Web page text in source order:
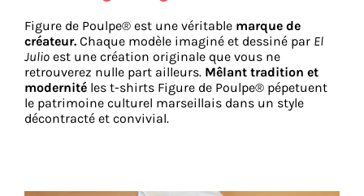
Figure de Poulpe® est une véritable marque de
créateur.Chaque modèle imaginé et dessiné par El
Julioest une création originale que vous ne
retrouverez nulle part ailleurs. Mêlant tradition et
modernitéles t-shirts Figure de Poulpe® pépetuent
le patrimoine culturel marseillais dans un style
décontracté et convivial.